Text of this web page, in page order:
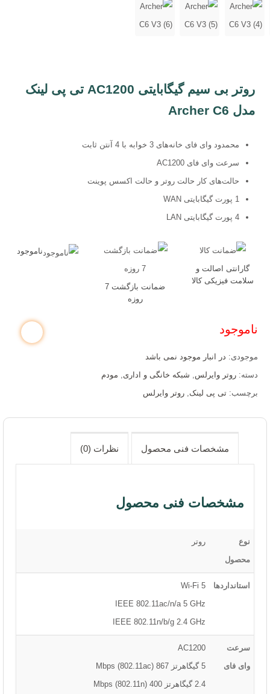
روتر بی سیم گیگابایتی AC1200 تی پی لینک
مدل Archer C6
محمدود وای فای خانه‌های 3 خوابه با 4 آنتن ثابت
سرعت وای فای AC1200
حالت‌های کار حالت روتر و حالت اکسس پوینت
1 پورت گیگابایتی WAN
4 پورت گیگابایتی LAN
گارانتی اصالت و
سلامت فیزیکی کالا
ضمانت بازگشت 7
روزه
ناموجود
ناموجود
موجودی: در انبار موجود نمی باشد
دسته: روتر وایرلس شبکه خانگی و اداری
مودم
برچسب: تی پی لینک روتر وایرلس
مشخصات فنی محصول نظرات (0)
مشخصات فنی محصول
نوع
محصول
روتر
استانداردها
Wi-Fi 5
IEEE 802.11ac/n/a 5 GHz
IEEE 802.11n/b/g 2.4 GHz
سرعت
وای فای
AC1200
5 گیگاهرتز 867 Mbps (802.11ac)
2.4 گیگاهرتز 400 Mbps (802.11n)